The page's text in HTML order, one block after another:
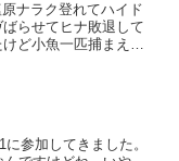
ナラク登れてハイド
らせてヒナ敗退して
ど小魚一匹捕まえら
参加してきました。